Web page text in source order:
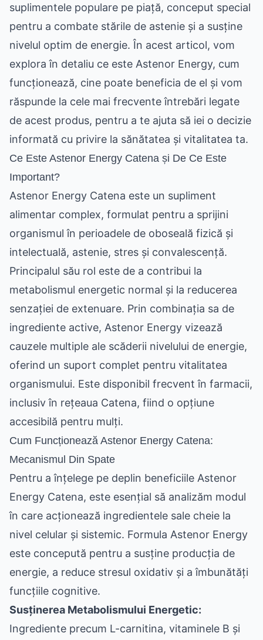
suplimentele populare pe piață, conceput special
pentru a combate stările de astenie și a susține
nivelul optim de energie. În acest articol, vom
explora în detaliu ce este Astenor Energy, cum
funcționează, cine poate beneficia de el și vom
răspunde la cele mai frecvente întrebări legate
de acest produs, pentru a te ajuta să iei o decizie
informată cu privire la sănătatea și vitalitatea ta.
Ce Este Astenor Energy Catena și De Ce Este
Important?
Astenor Energy Catena este un supliment
alimentar complex, formulat pentru a sprijini
organismul în perioadele de oboseală fizică și
intelectuală, astenie, stres și convalescență.
Principalul său rol este de a contribui la
metabolismul energetic normal și la reducerea
senzației de extenuare. Prin combinația sa de
ingrediente active, Astenor Energy vizează
cauzele multiple ale scăderii nivelului de energie,
oferind un suport complet pentru vitalitatea
organismului. Este disponibil frecvent în farmacii,
inclusiv în rețeaua Catena, fiind o opțiune
accesibilă pentru mulți.
Cum Funcționează Astenor Energy Catena:
Mecanismul Din Spate
Pentru a înțelege pe deplin beneficiile Astenor
Energy Catena, este esențial să analizăm modul
în care acționează ingredientele sale cheie la
nivel celular și sistemic. Formula Astenor Energy
este concepută pentru a susține producția de
energie, a reduce stresul oxidativ și a îmbunătăți
funcțiile cognitive.
Susținerea Metabolismului Energetic:
Ingrediente precum L-carnitina, vitaminele B și